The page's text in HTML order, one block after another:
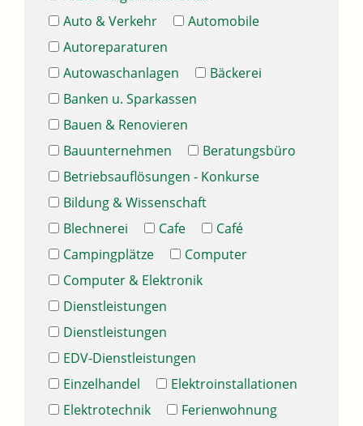
Auto & Verkehr
Automobile
Autoreparaturen
Autowaschanlagen
Bäckerei
Banken u. Sparkassen
Bauen & Renovieren
Bauunternehmen
Beratungsbüro
Betriebsauflösungen - Konkurse
Bildung & Wissenschaft
Blechnerei
Cafe
Café
Campingplätze
Computer
Computer & Elektronik
Dienstleistungen
Dienstleistungen
EDV-Dienstleistungen
Einzelhandel
Elektroinstallationen
Elektrotechnik
Ferienwohnung